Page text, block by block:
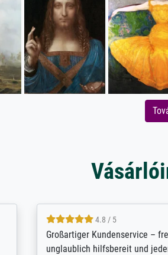
5 / 5
Für ein Erinnerungsbuch mit der
Feldpost meines Großvaters aus